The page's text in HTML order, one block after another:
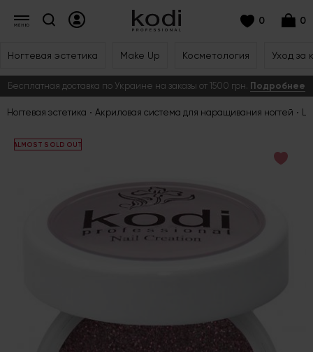
0 0
Ногтевая эстетика Make Up Косметология Уход за
Бесплатная доставка по Украине на заказы от 1500 грн. Подробнее
Ногтевая эстетика Акриловая система для наращивания ногтей
ALMOST SOLD OUT